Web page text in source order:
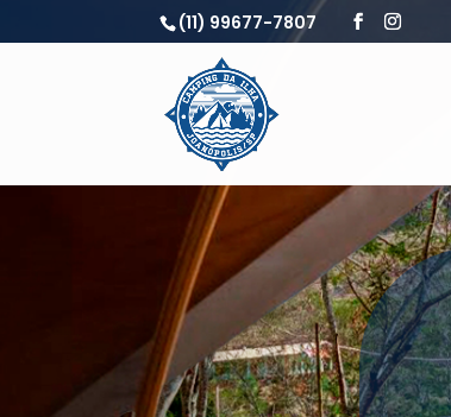
(11) 99677-7807